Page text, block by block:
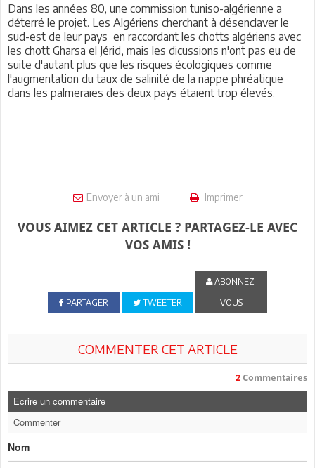
Dans les années 80, une commission tuniso-algérienne a
déterré le projet. Les Algériens cherchant à désenclaver le
sud-est de leur pays en raccordant les chotts algériens avec
les chott Gharsa el Jérid, mais les dicussions n'ont pas eu de
suite d'autant plus que les risques écologiques comme
l'augmentation du taux de salinité de la nappe phréatique
dans les palmeraies des deux pays étaient trop élevés.
Envoyer à un ami Imprimer
VOUS AIMEZ CET ARTICLE ? PARTAGEZ-LE AVEC
VOS AMIS !
PARTAGER TWEETER
ABONNEZ-
VOUS
COMMENTER CET ARTICLE
2 Commentaires
Ecrire un commentaire
Commenter
Nom